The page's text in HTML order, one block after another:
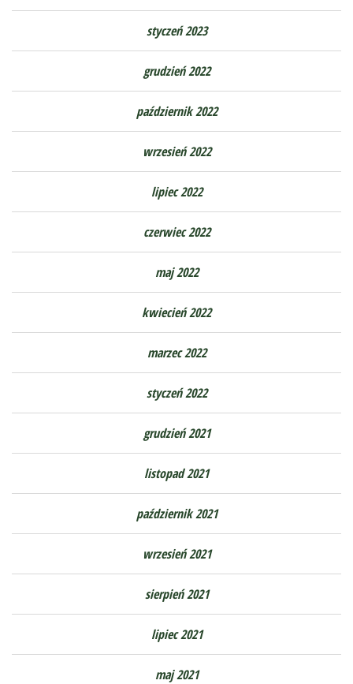
styczeń 2023
grudzień 2022
październik 2022
wrzesień 2022
lipiec 2022
czerwiec 2022
maj 2022
kwiecień 2022
marzec 2022
styczeń 2022
grudzień 2021
listopad 2021
październik 2021
wrzesień 2021
sierpień 2021
lipiec 2021
maj 2021